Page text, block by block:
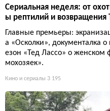
Сериальная неделя: от
ы рептилий и возвращения
Главные премьеры:
а «Осколки», документалка
езон «Тед Лассо» о
мохозяек».
Кино и сериалы 3 195